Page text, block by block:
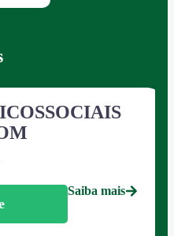
Saiba mais